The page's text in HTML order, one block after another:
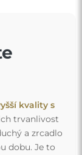
kvality s
trvanlivost
a zrcadlo
dobu. Je to